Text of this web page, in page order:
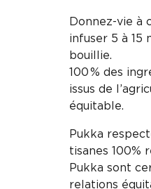
Donnez-vie à
infuser 5 à 15
bouillie.
100 % des
issus de
équitable.
Pukka
tisanes 100%
Pukka sont
relations